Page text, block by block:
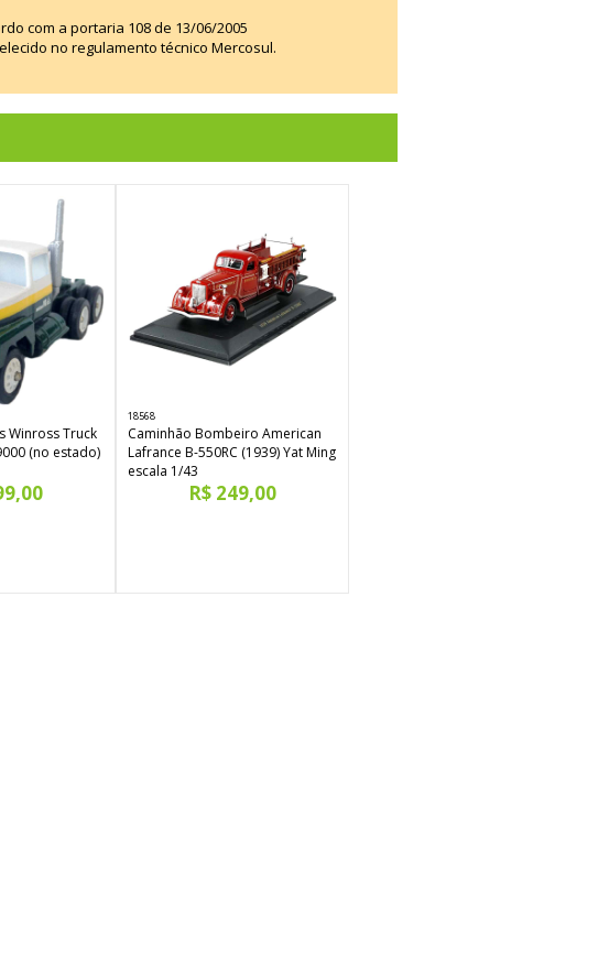
com a portaria 108 de 13/06/2005
no regulamento técnico Mercosul.
Winross Truck
(no estado)
18568
Caminhão Bombeiro American
Lafrance B-550RC (1939) Yat Ming
escala 1/43
R$ 249,00